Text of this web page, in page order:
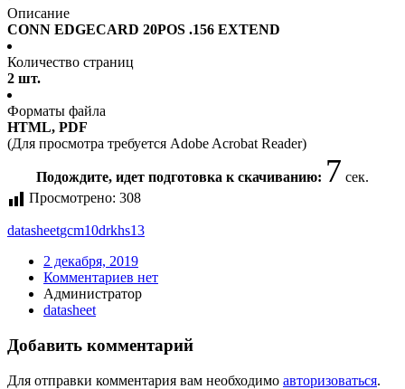
Описание
CONN EDGECARD 20POS .156 EXTEND
Количество страниц
2 шт.
Форматы файла
HTML, PDF
(Для просмотра требуется Adobe Acrobat Reader)
Подождите, идет подготовка к скачиванию: 7 сек.
Просмотрено: 308
datasheetgcm10drkhs13
2 декабря, 2019
Комментариев нет
Администратор
datasheet
Добавить комментарий
Для отправки комментария вам необходимо авторизоваться.